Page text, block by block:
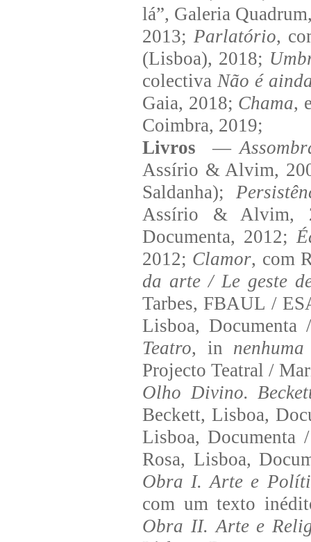
lá”, Galeria
2013; Parlatório,
(Lisboa), 2018;
colectiva Não é
Gaia, 2018; Chama,
Coimbra, 2019;
Livros
—
Assírio & Alvim,
Saldanha);
Assírio & Alvim,
Documenta, 2012;
2012; Clamor, com
da arte / Le geste
Tarbes, FBAUL /
Lisboa,
Teatro, in
Projecto Teatral /
Olho Divino.
Beckett, Lisboa,
Lisboa,
Rosa, Lisboa,
Obra I. Arte e
com um texto
Obra II. Arte e